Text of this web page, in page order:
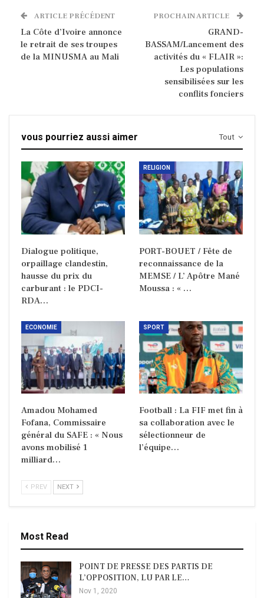
ARTICLE PRÉCÉDENT
La Côte d’Ivoire annonce
le retrait de ses troupes
de la MINUSMA au Mali
PROCHAIN ARTICLE
GRAND-
BASSAM/Lancement des
activités du « FLAIR »:
Les populations
sensibilisées sur les
conflits fonciers
Tout
vous pourriez aussi aimer
Dialogue politique,
orpaillage clandestin,
hausse du prix du
carburant : le PDCI-
RDA…
RELIGION
PORT-BOUET / Fête de
reconnaissance de la
MEMSE / L’ Apôtre Mané
Moussa : « …
ECONOMIE
Amadou Mohamed
Fofana, Commissaire
général du SAFE : « Nous
avons mobilisé 1
milliard…
SPORT
Football : La FIF met fin à
sa collaboration avec le
sélectionneur de
l’équipe…
PREV NEXT
Most Read
POINT DE PRESSE DES PARTIS DE
L’OPPOSITION, LU PAR LE…
Nov 1, 2020